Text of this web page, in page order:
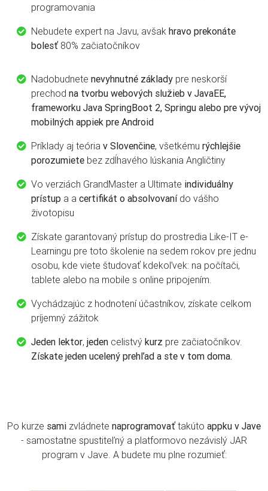
programovania
Nebudete expert na Javu, avšak hravo prekonáte
bolesť80% začiatočníkov
Nadobudnete nevyhnutné základy pre neskorší
prechod na tvorbu webových služieb v JavaEE,
frameworku Java SpringBoot 2, Springu alebo pre vývoj
mobilných appiek pre Android
Príklady aj teória v Slovenčine, všetkému rýchlejšie
porozumiete bez zdĺhavého lúskania Angličtiny
Vo verziách GrandMaster a Ultimate individuálny
prístup a a certifikát o absolvovanído vášho
životopisu
Získate garantovaný prístup do prostredia Like-IT e-
Learningu pre toto školenie na sedem rokov pre jednu
osobu, kde viete študovať kdekoľvek: na počítači,
tablete alebo na mobile s online pripojením.
Vychádzajúc z hodnotení účastníkov, získate celkom
príjemný zážitok
Jeden lektor, jeden celistvý kurz pre začiatočníkov.
Získate jeden ucelený prehľad a ste v tom doma.
Po kurze sami zvládnete naprogramovaťtakúto appku v Jave
- samostatne spustiteľný a platformovo nezávislý JAR
program v Jave. A budete mu plne rozumieť: